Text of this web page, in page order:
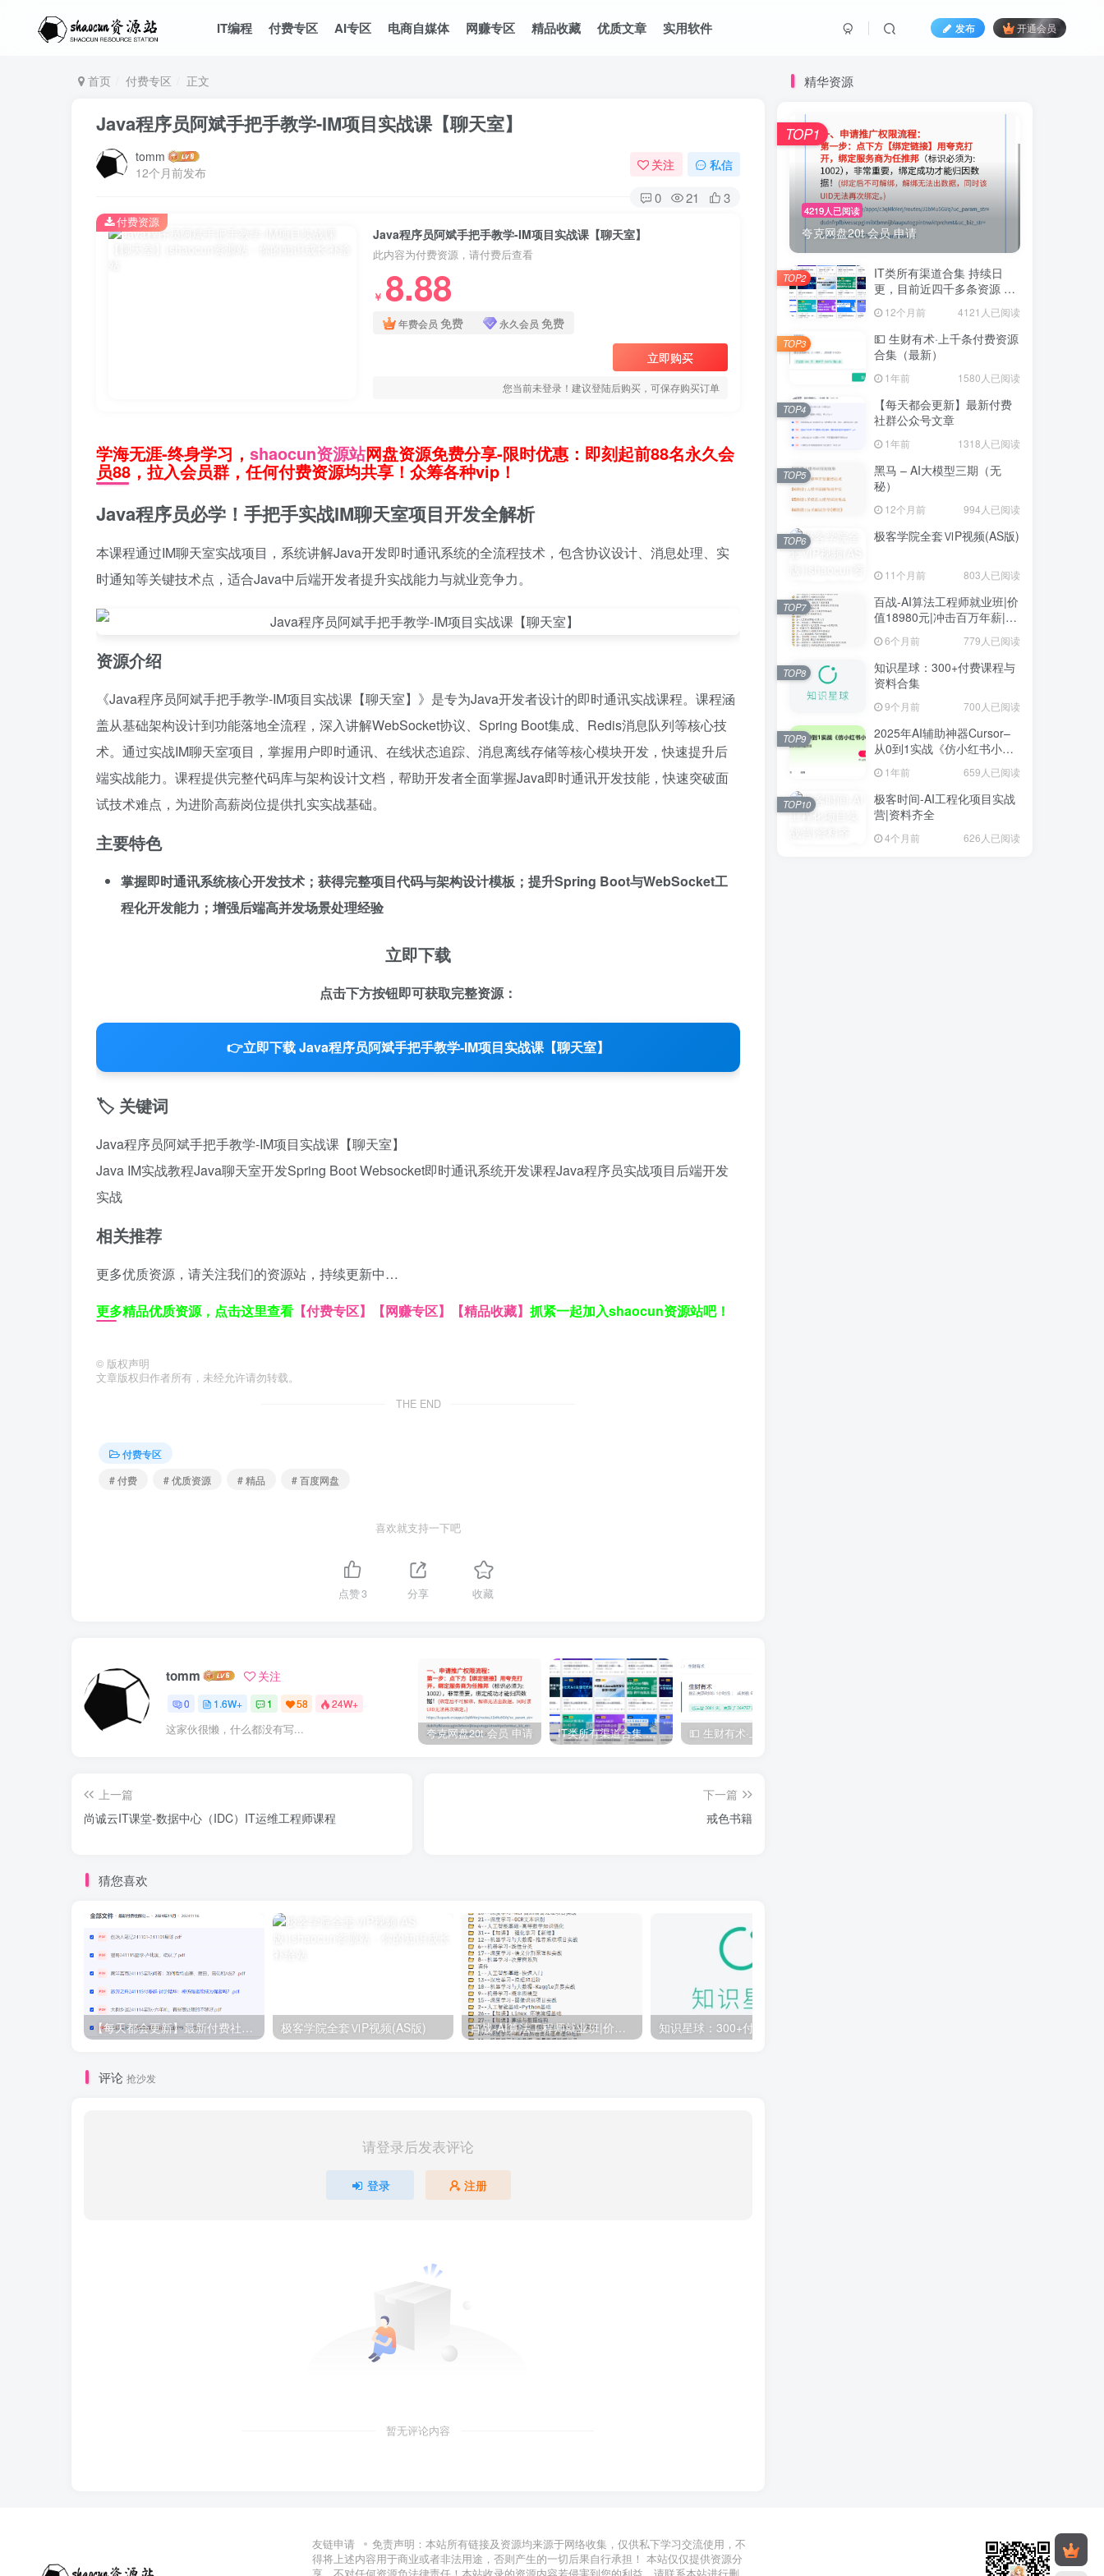
IT编程 付费专区 AI专区 电商自媒体 网赚专区 精品收藏 优质文章 实用软件 发布 开通会员
首页 付费专区 正文
Java程序员阿斌手把手教学-IM项目实战课【聊天室】
tomm
12个月前发布
关注 私信
0 21 3
Java程序员阿斌手把手教学-IM项目实战课【聊天室】
此内容为付费资源，请付费后查看
￥ 8.88
年费会员 免费 永久会员 免费
立即购买
您当前未登录！建议登陆后购买，可保存购买订单
付费资源
学海无涯-终身学习， shaocun资源站网盘资源免费分享-限时优惠：即刻起前88名永久会
员88，拉入会员群，任何付费资源均共享！众筹各种vip！
Java程序员必学！手把手实战IM聊天室项目开发全解析
本课程通过IM聊天室实战项目，系统讲解Java开发即时通讯系统的全流程技术，包含协议设计、消息处理、实
时通知等关键技术点，适合Java中后端开发者提升实战能力与就业竞争力。
资源介绍
《Java程序员阿斌手把手教学-IM项目实战课【聊天室】》是专为Java开发者设计的即时通讯实战课程。课程涵
盖从基础架构设计到功能落地全流程，深入讲解WebSocket协议、Spring Boot集成、Redis消息队列等核心技
术。通过实战IM聊天室项目，掌握用户即时通讯、在线状态追踪、消息离线存储等核心模块开发，快速提升后
端实战能力。课程提供完整代码库与架构设计文档，帮助开发者全面掌握Java即时通讯开发技能，快速突破面
试技术难点，为进阶高薪岗位提供扎实实战基础。
主要特色
掌握即时通讯系统核心开发技术；获得完整项目代码与架构设计模板；提升Spring Boot与WebSocket工
程化开发能力；增强后端高并发场景处理经验
立即下载
点击下方按钮即可获取完整资源：
👉立即下载 Java程序员阿斌手把手教学-IM项目实战课【聊天室】
🏷️ 关键词
Java程序员阿斌手把手教学-IM项目实战课【聊天室】
Java IM实战教程Java聊天室开发Spring Boot Websocket即时通讯系统开发课程Java程序员实战项目 后端开发
实战
相关推荐
更多优质资源，请关注我们的资源站，持续更新中…
更多精品优质资源，点击这里查看 【付费专区】 【网赚专区】 【精品收藏】 抓紧一起加入shaocun资源站吧！
© 版权声明
文章版权归作者所有，未经允许请勿转载。
THE END
付费专区
# 付费
# 优质资源 # 精品 # 百度网盘
喜欢就支持一下吧
点赞3 分享 收藏
tomm 关注
0 1.6W+ 1 58 24W+
这家伙很懒，什么都没有写... 夸克网盘20t 会员 申请 IT类所有渠道合集 持续日更，目前近四千多条资源 年费用户微信私信获取权限
上一篇
尚诚云IT课堂-数据中心（IDC）IT运维工程师课程
下一篇
戒色书籍
猜您喜欢
【每天都会更新】最新付费社群公众号文章 极客学院全套ⅥP视频(AS版) 百战-AI算法工程师就业班|价值18980元|冲击百万年薪|完结无秘
评论 抢沙发
请登录后发表评论
登录 注册
暂无评论内容
精华资源
4219人已阅读
夸克网盘20t 会员 申请
TOP1
IT类所有渠道合集 持续日
更，目前近四千多条资源 年
12个月前 4121人已阅读
TOP2
💵 生财有术·上千条付费资源
合集（最新）
1年前 1580人已阅读
TOP3
【每天都会更新】最新付费
社群公众号文章
1年前 1318人已阅读
TOP4
黑马 – AI大模型三期（无
秘）
12个月前 994人已阅读
TOP5
极客学院全套ⅥP视频(AS版)
11个月前 803人已阅读
TOP6
百战-AI算法工程师就业班|价
值18980元|冲击百万年薪|完
结无秘
6个月前 779人已阅读
TOP7
知识星球：300+付费课程与
资料合集
9个月前 700人已阅读
TOP8
2025年AI辅助神器Cursor–
从0到1实战《仿小红书小程
序》1年前 659人已阅读
TOP9
极客时间-AI工程化项目实战
营|资料齐全
4个月前 626人已阅读
TOP10
友链申请
免责声明：本站所有链接及资源均来源于网络收集，仅供私下学习交流使用，不
得将上述内容用于商业或者非法用途，否则产生的一切后果自行承担！ 本站仅仅提供资源分